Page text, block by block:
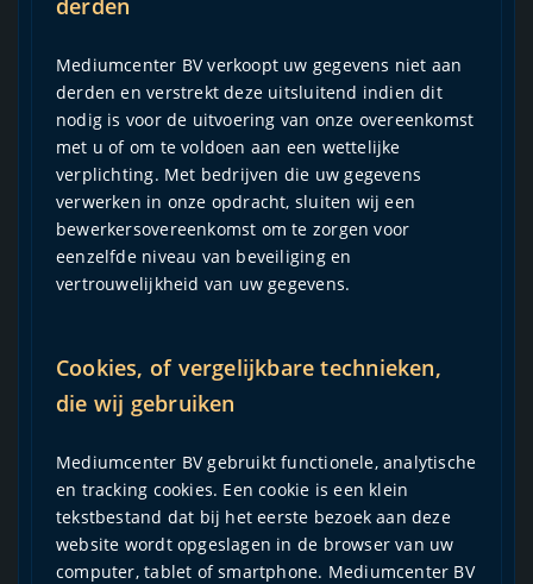
derden
Mediumcenter BV verkoopt uw gegevens niet aan
derden en verstrekt deze uitsluitend indien dit
nodig is voor de uitvoering van onze overeenkomst
met u of om te voldoen aan een wettelijke
verplichting. Met bedrijven die uw gegevens
verwerken in onze opdracht, sluiten wij een
bewerkersovereenkomst om te zorgen voor
eenzelfde niveau van beveiliging en
vertrouwelijkheid van uw gegevens.
Cookies, of vergelijkbare technieken,
die wij gebruiken
Mediumcenter BV gebruikt functionele, analytische
en tracking cookies. Een cookie is een klein
tekstbestand dat bij het eerste bezoek aan deze
website wordt opgeslagen in de browser van uw
computer, tablet of smartphone. Mediumcenter BV